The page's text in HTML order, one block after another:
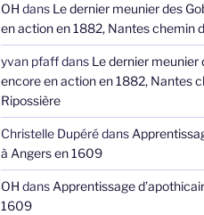
OH dans Le dernier meunier des
en action en 1882, Nantes chemin
yvan pfaffdans Le dernier meunier
encore en action en 1882, Nantes
Ripossière
Christelle Dupérédans
à Angers en 1609
OH dans Apprentissage
1609